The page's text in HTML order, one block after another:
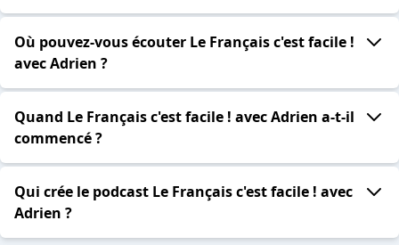
Où pouvez-vous écouter Le Français c'est facile !
avec Adrien ?
Quand Le Français c'est facile ! avec Adrien a-t-il
commencé ?
Qui crée le podcast Le Français c'est facile ! avec
Adrien ?